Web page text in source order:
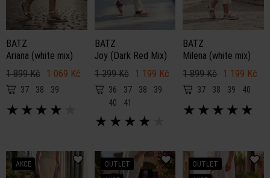
BATZ
Ariana (white mix)
1 899 Kč 1 069 Kč
37 38 39
★ ★ ★ ★
BATZ
Joy (Dark Red Mix)
1 399 Kč 1 199 Kč
36 37 38
39
40
41
★ ★ ★ ★
BATZ
Milena (white mix)
1 899 Kč 1 199 Kč
37 38 39 40
★ ★ ★ ★ ★
AKCE
OUTLET
OUTLET